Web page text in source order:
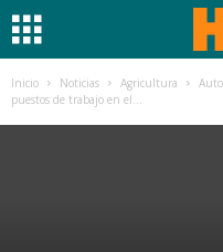
Inicio Noticias Agricultura
puestos de trabajo en el...